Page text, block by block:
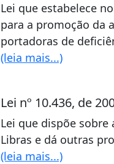
Lei que estabelece
para a promoção da
portadoras de
(leia mais...)
Lei nº 10.436, de
Lei que dispõe sobre
Libras e dá outras
(leia mais...)